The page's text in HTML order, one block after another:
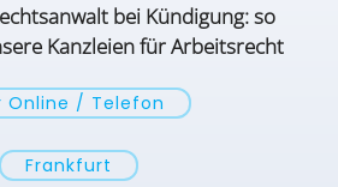
bei Kündigung: so
Kanzleien für Arbeitsrecht
Online / Telefon
Frankfurt